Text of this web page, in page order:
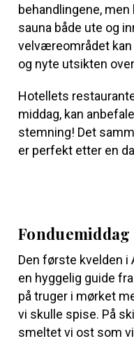
behandlingene,
sauna både ute og
velværeområdet kan
og nyte utsikten
Hotellets
middag, kan
stemning! Det
er perfekt etter en
Den første kvelden i
en hyggelig guide fra
på truger i mørket
vi skulle spise. På
smeltet vi ost som